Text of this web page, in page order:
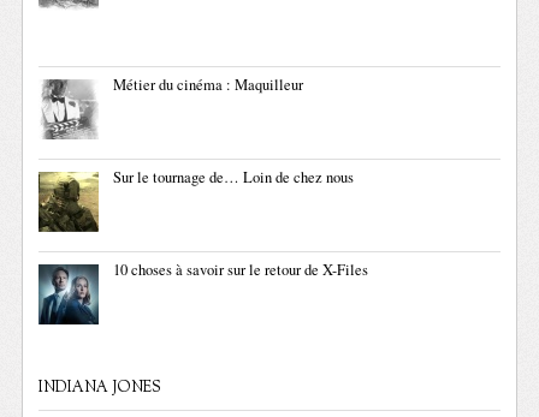
Métier du cinéma : Maquilleur
Sur le tournage de… Loin de chez nous
10 choses à savoir sur le retour de X-Files
INDIANA JONES